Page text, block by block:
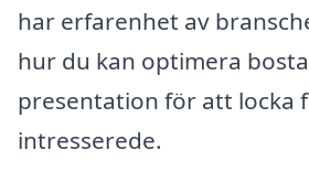
har erfarenhet av
hur du kan optimera
presentation för att locka
intresserede.